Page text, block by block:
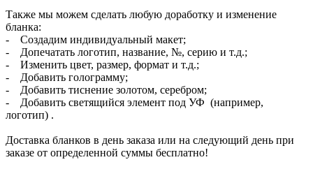
Также мы можем сделать любую доработку и изменение
бланка:
- Создадим индивидуальный макет;
- Допечатать логотип, название, №, серию и т.д.;
- Изменить цвет, размер, формат и т.д.;
- Добавить голограмму;
- Добавить тиснение золотом, серебром;
- Добавить светящийся элемент под УФ (например,
логотип) .
Доставка бланков в день заказа или на следующий день при
заказе от определенной суммы бесплатно!